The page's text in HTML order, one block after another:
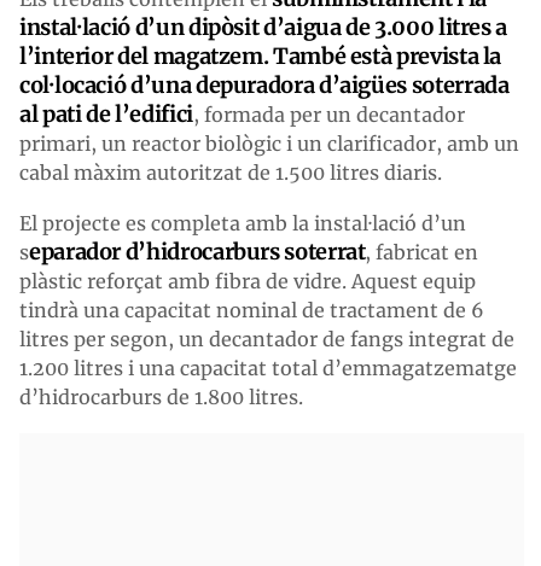
instal·lació d’un dipòsit d’aigua de 3.000 litres a
l’interior del magatzem. També està prevista la
col·locació d’una depuradora d’aigües soterrada
al pati de l’edifici, formada per un decantador
primari, un reactor biològic i un clarificador, amb un
cabal màxim autoritzat de 1.500 litres diaris.
El projecte es completa amb la instal·lació d’un
separador d’hidrocarburs soterrat, fabricat en
plàstic reforçat amb fibra de vidre. Aquest equip
tindrà una capacitat nominal de tractament de 6
litres per segon, un decantador de fangs integrat de
1.200 litres i una capacitat total d’emmagatzematge
d’hidrocarburs de 1.800 litres.